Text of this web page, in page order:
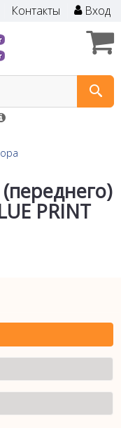
Контакты Вход
PRINT